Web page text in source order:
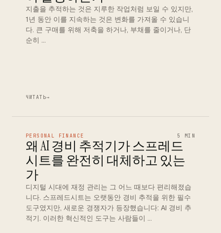
지출을 추적하는 것은 지루한 작업처럼 보일 수 있지만,
1년 동안 이를 지속하는 것은 변화를 가져올 수 있습니
다. 큰 구매를 위해 저축을 하거나, 부채를 줄이거나, 단
순히 …
ЧИТАТЬ→
PERSONAL FINANCE 5 MIN
왜 AI 경비 추적기가 스프레드
시트를 완전히 대체하고 있는
가
디지털 시대에 재정 관리는 그 어느 때보다 편리해졌습
니다. 스프레드시트는 오랫동안 경비 추적을 위한 필수
도구였지만, 새로운 경쟁자가 등장했습니다: AI 경비 추
적기. 이러한 혁신적인 도구는 사람들이 …